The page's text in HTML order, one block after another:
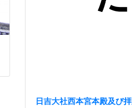
日吉大社西本宮本殿及び